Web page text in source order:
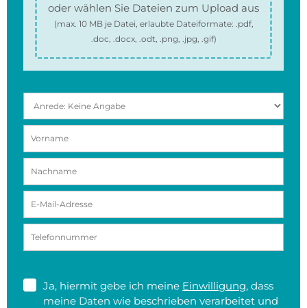
oder wählen Sie Dateien zum Upload aus
(max. 10 MBje Datei, erlaubte Dateiformate: .pdf,
.doc, .docx, .odt, .png, .jpg, .gif)
Ja, hiermit gebe ich meine Einwilligung, dass
meine Daten wie beschrieben verarbeitet und